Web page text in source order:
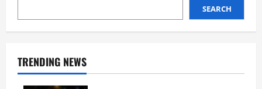
SEARCH
TRENDING NEWS